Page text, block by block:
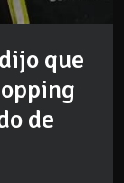
que
de